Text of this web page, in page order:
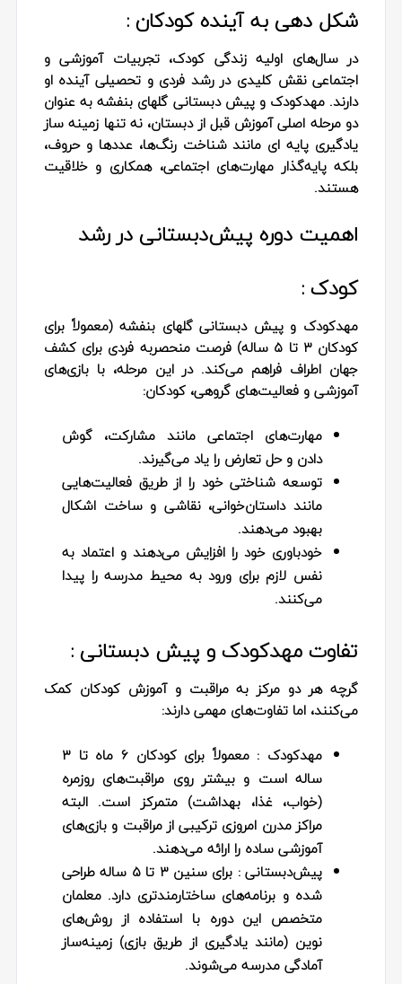
شکل‌ دهی به آینده کودکان :
در سال‌های اولیه زندگی کودک، تجربیات آموزشی و
اجتماعی نقش کلیدی در رشد فردی و تحصیلی آینده او
دارند. مهدکودک و پیش دبستانی گلهای بنفشه به عنوان
دو مرحله اصلی آموزش قبل از دبستان، نه تنها زمینه‌ ساز
یادگیری پایه‌ ای مانند شناخت رنگ‌ها، عددها و حروف،
بلکه پایه‌گذار مهارت‌های اجتماعی، همکاری و خلاقیت
هستند.
اهمیت دوره پیش‌دبستانی در رشد
کودک :
مهدکودک و پیش دبستانی گلهای بنفشه (معمولاً برای
کودکان ۳ تا ۵ ساله) فرصت منحصربه‌ فردی برای کشف
جهان اطراف فراهم می‌کند. در این مرحله، با بازی‌های
آموزشی و فعالیت‌های گروهی، کودکان:
مهارت‌های اجتماعی مانند مشارکت، گوش
دادن و حل تعارض را یاد می‌گیرند.
توسعه شناختیخود را از طریق فعالیت‌هایی
مانند داستان‌خوانی، نقاشی و ساخت اشکال
بهبود می‌دهند.
خودباوری خود را افزایش می‌دهند و اعتماد به
نفس لازم برای ورود به محیط مدرسه را پیدا
می‌کنند.
تفاوت مهدکودک و پیش‌ دبستانی :
گرچه هر دو مرکز به مراقبت و آموزش کودکان کمک
می‌کنند، اما تفاوت‌های مهمی دارند:
مهدکودک
: معمولاً برای کودکان ۶ ماه تا ۳
ساله است و بیشتر روی مراقبت‌های روزمره
(خواب، غذا، بهداشت) متمرکز است. البته
مراکز مدرن امروزی ترکیبی از مراقبت و بازی‌های
آموزشی ساده را ارائه می‌دهند.
پیش‌دبستانی
: برای سنین ۳ تا ۵ ساله طراحی
شده و برنامه‌های ساختارمندتری دارد. معلمان
متخصص این دوره با استفاده از روش‌های
نوین (مانند یادگیری از طریق بازی) زمینه‌ساز
آمادگی مدرسه می‌شوند.